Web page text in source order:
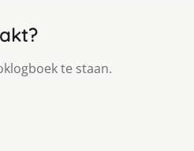
te staan.